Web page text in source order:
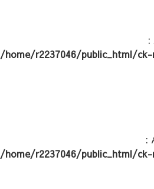
:
/home/r2237046/public_html/
:
/home/r2237046/public_html/